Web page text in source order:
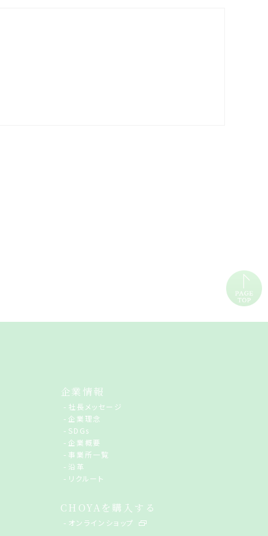
企業情報
社長メッセージ
企業理念
SDGs
企業概要
事業所一覧
沿革
リクルート
CHOYAを購入する
オンラインショップ